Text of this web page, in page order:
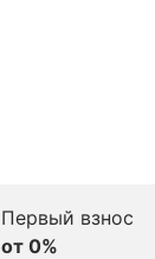
Первый взнос
от 0%